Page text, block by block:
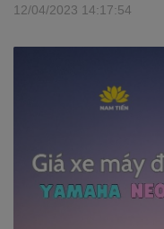
12/04/2023 14:17:54